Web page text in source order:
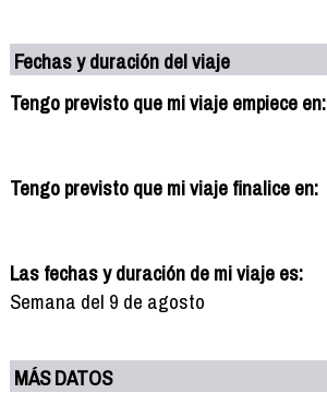
Fechas y duración del viaje
Tengo previsto que mi viaje empiece en:
Tengo previsto que mi viaje finalice en:
Las fechas y duración de mi viaje es:
Semana del 9 de agosto
MÁS DATOS